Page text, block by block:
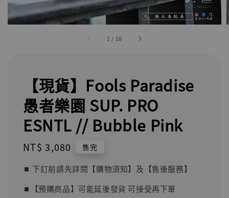
1 / 10
【現貨】Fools Paradise
愚者樂園 SUP. PRO
ESNTL // Bubble Pink
Regular
NT$ 3,080 售完
⏹︎ 下訂前請先詳閱【購物須知】及【售後服務】
⏹︎【預購商品】可能延後發貨 可接受再下單